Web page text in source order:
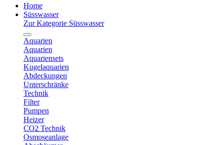
Home
Süsswasser
Zur Kategorie Süsswasser
Aquarien
Aquarien
Aquariensets
Kugelaquarien
Abdeckungen
Unterschränke
Technik
Filter
Pumpen
Heizer
CO2 Technik
Osmoseanlage